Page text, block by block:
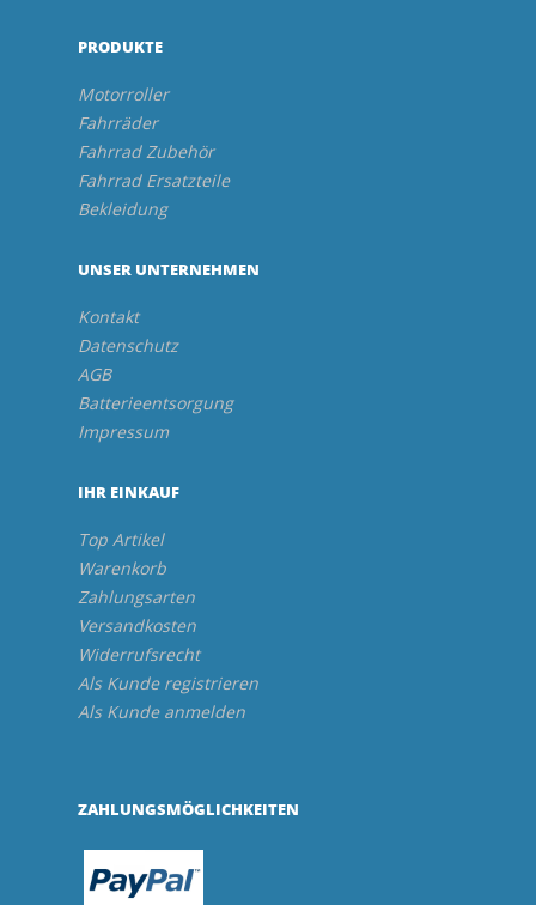
PRODUKTE
Motorroller
Fahrräder
Fahrrad Zubehör
Fahrrad Ersatzteile
Bekleidung
UNSER UNTERNEHMEN
Kontakt
Datenschutz
AGB
Batterieentsorgung
Impressum
IHR EINKAUF
Top Artikel
Warenkorb
Zahlungsarten
Versandkosten
Widerrufsrecht
Als Kunde registrieren
Als Kunde anmelden
ZAHLUNGSMÖGLICHKEITEN